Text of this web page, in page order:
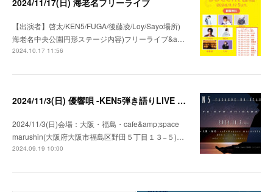
【出演者】啓太/KEN5/FUGA/後藤凌/Loy/Sayo場所)
海老名中央公園円形ステージ内容)フリーライブ&a…
2024.10.17 11:56
2024/11/3(日) 優響唄 -KEN5弾き語りLIVE in 大阪-
2024/11/3(日)会場：大阪・福島・cafe&amp;space
marushin(大阪府大阪市福島区野田５丁目１３−５)…
2024.09.19 10:00